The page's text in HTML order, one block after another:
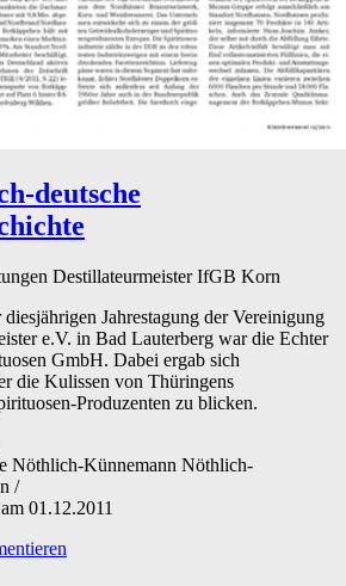
deutsche
Destillateurmeister IfGB Korn
diesjährigen Jahrestagung der Vereinigung
e.V. in Bad Lauterberg war die Echter
GmbH. Dabei ergab sich
die Kulissen von Thüringens
Produzenten zu blicken.
Nöthlich-Künnemann Nöthlich-
/
01.12.2011